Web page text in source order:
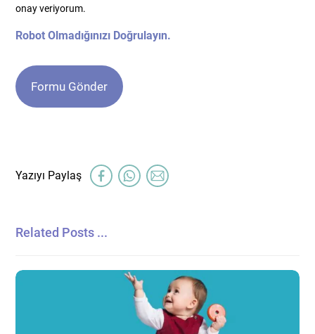
onay veriyorum.
Robot Olmadığınızı Doğrulayın.
Related Posts ...